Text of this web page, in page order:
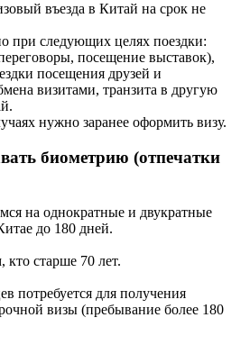
въезда в Китай на срок не
при следующих целях поездки:
посещение выставок),
посещения друзей и
визитами, транзита в другую
нужно заранее оформить визу.
биометрию (отпечатки
на однократные и двукратные
до 180 дней.
старше 70 лет.
потребуется для получения
визы (пребывание более 180